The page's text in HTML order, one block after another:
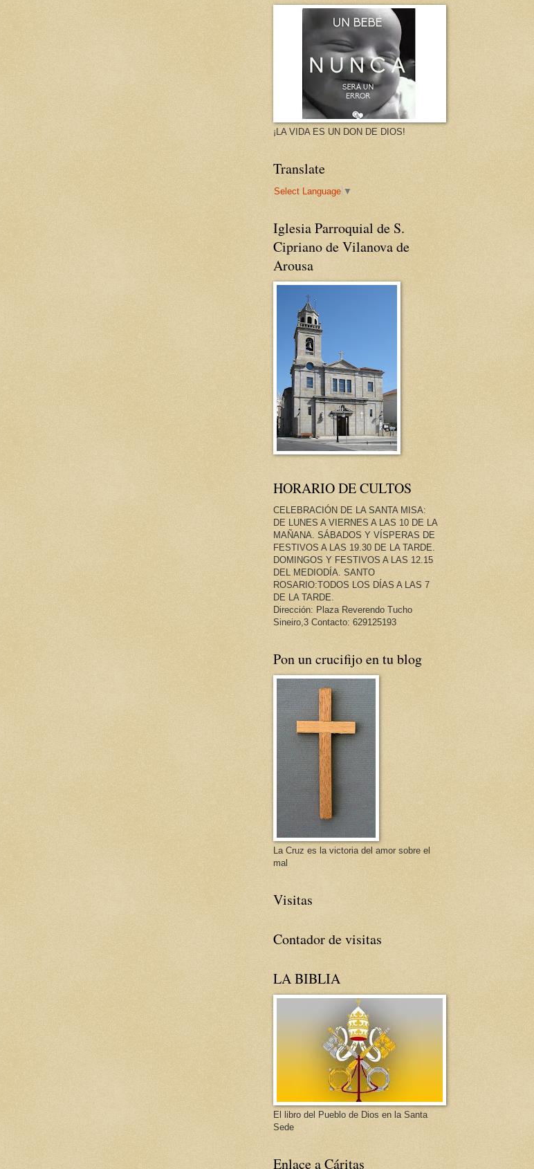
¡LA VIDA ES UN DON DE DIOS!
Translate
Select Language ▼
Iglesia Parroquial de S.
Cipriano de Vilanova de
Arousa
HORARIO DE CULTOS
CELEBRACIÓN DE LA SANTA MISA:
DE LUNES A VIERNES A LAS 10 DE LA
MAÑANA. SÁBADOS Y VÍSPERAS DE
FESTIVOS A LAS 19.30 DE LA TARDE.
DOMINGOS Y FESTIVOS A LAS 12.15
DEL MEDIODÍA. SANTO
ROSARIO:TODOS LOS DÍAS A LAS 7
DE LA TARDE.
Dirección: Plaza Reverendo Tucho
Sineiro,3 Contacto: 629125193
Pon un crucifijo en tu blog
La Cruz es la victoria del amor sobre el
mal
Visitas
Contador de visitas
LA BIBLIA
El libro del Pueblo de Dios en la Santa
Sede
Enlace a Cáritas